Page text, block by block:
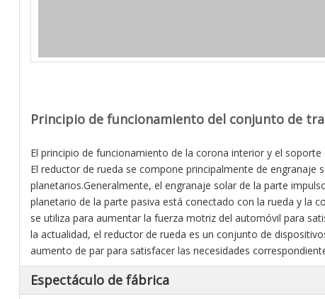
Principio de funcionamiento del conjunto de
El principio de funcionamiento de la corona interior y el
El reductor de rueda se compone principalmente de
planetarios.Generalmente, el engranaje solar de la parte
planetario de la parte pasiva está conectado con la rueda y la
se utiliza para aumentar la fuerza motriz del automóvil para
la actualidad, el reductor de rueda es un conjunto de
aumento de par para satisfacer las necesidades
Espectáculo de fábrica